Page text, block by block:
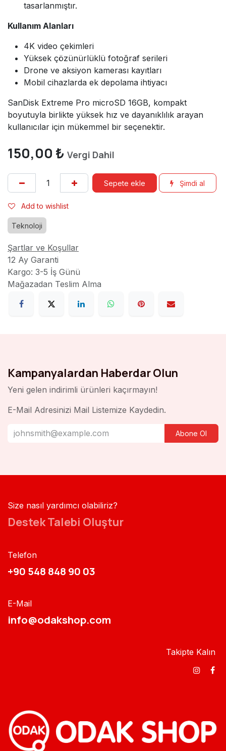
tasarlanmıştır.
Kullanım Alanları
4K video çekimleri
Yüksek çözünürlüklü fotoğraf serileri
Drone ve aksiyon kamerası kayıtları
Mobil cihazlarda ek depolama ihtiyacı
SanDisk Extreme Pro microSD 16GB, kompakt
boyutuyla birlikte yüksek hız ve dayanıklılık arayan
kullanıcılar için mükemmel bir seçenektir.
150,00 ₺ Vergi Dahil
Sepete ekle Şimdi al
Add to wishlist
Teknoloji
Şartlar ve Koşullar
12 Ay Garanti
Kargo: 3-5 İş Günü
Mağazadan Teslim Alma
Kampanyalardan Haberdar Olun
Yeni gelen indirimli ürünleri kaçırmayın!
E-Mail Adresinizi Mail Listemize Kaydedin.
Abone Ol
Size nasıl yardımcı olabiliriz?
Destek Talebi Oluştur
Telefon
+90 548 848 90 03​​
E-Mail
info@odakshop.com​
Takipte Kalın